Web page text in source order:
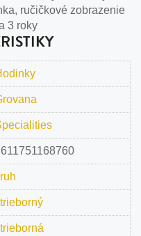
ručičkové zobrazenie
3 roky